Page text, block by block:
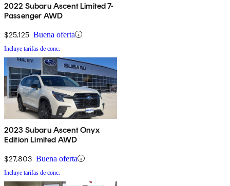
2022 Subaru Ascent Limited 7-
Passenger AWD
$25,125 Buena oferta
Incluye tarifas de conc.
2023 Subaru Ascent Onyx
Edition Limited AWD
$27,803 Buena oferta
Incluye tarifas de conc.